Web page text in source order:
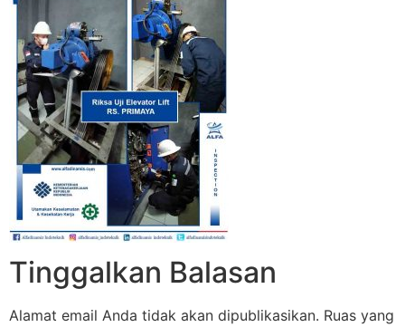
Tinggalkan Balasan
Alamat email Anda tidak akan dipublikasikan. Ruas yang